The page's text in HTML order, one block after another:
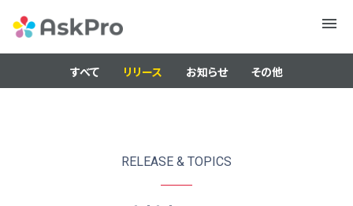
メニュ
すべて リリース お知らせ その他
RELEASE & TOPICS